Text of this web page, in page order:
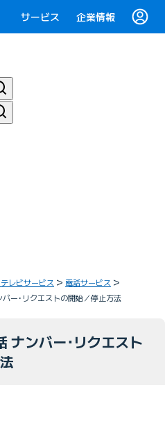
サービス 企業情報
レビサービス
電話サービス
バー･リクエストの開始／停止方法
ナンバー･リクエスト